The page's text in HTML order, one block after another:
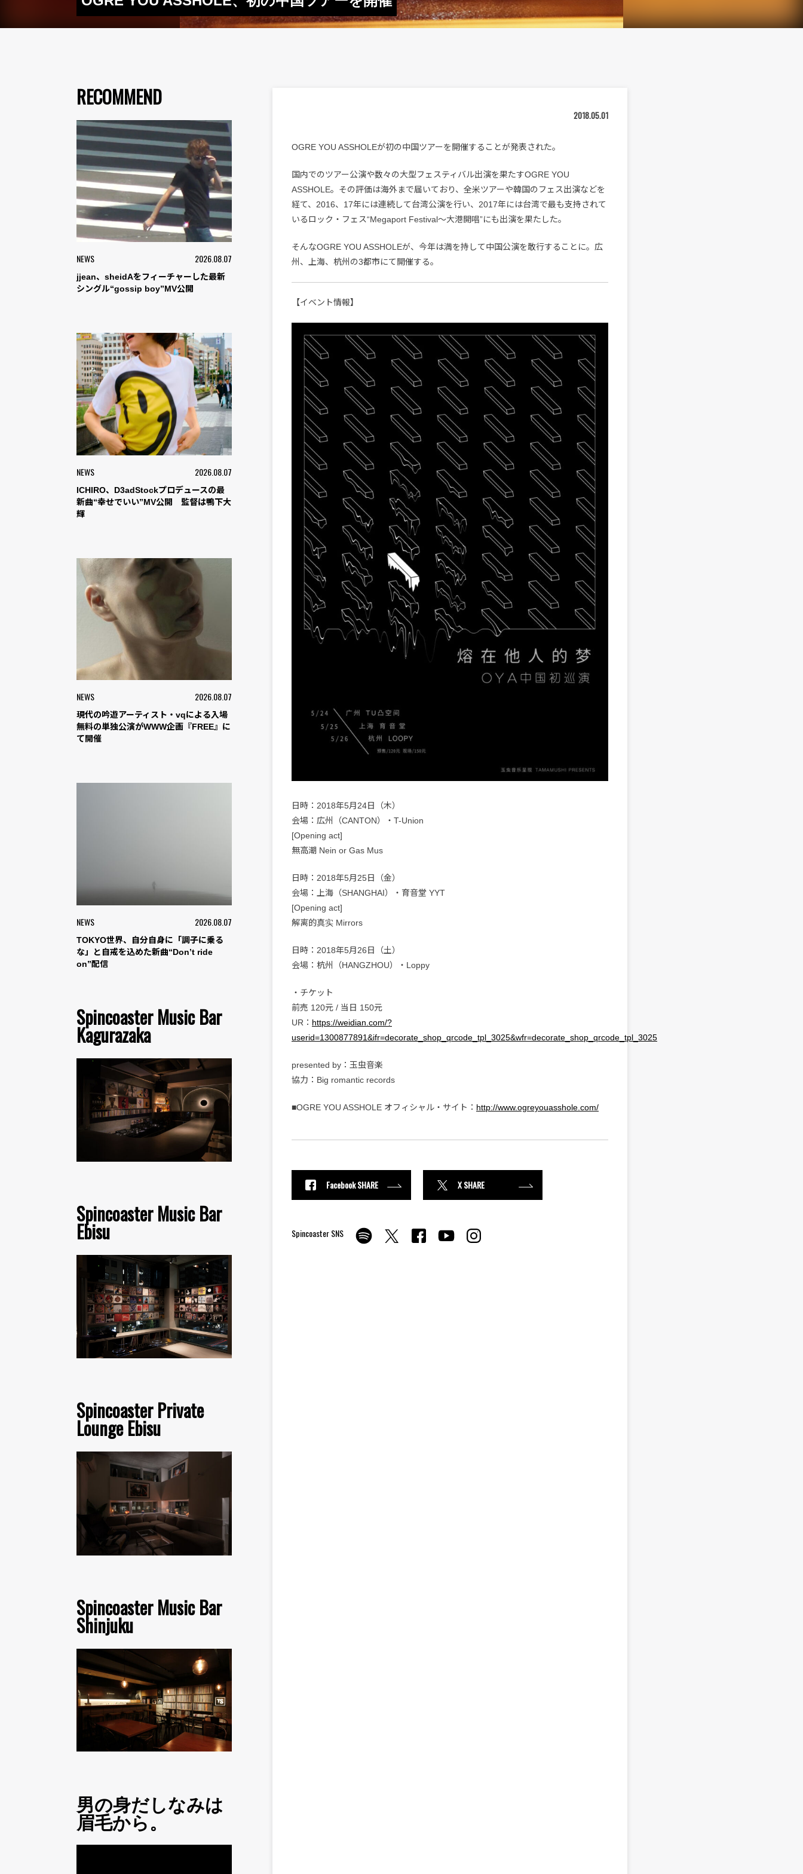
RECOMMEND
NEWS 2026.08.07
jjean、sheidAをフィーチャーした最新
シングル“gossip boy”MV公開
NEWS 2026.08.07
ICHIRO、D3adStockプロデュースの最
新曲“幸せでいい”MV公開 監督は鴨下大
輝
NEWS 2026.08.07
現代の吟遊アーティスト・vqによる入場
無料の単独公演がWWW企画『FREE』に
て開催
NEWS 2026.08.07
TOKYO世界、自分自身に「調子に乗る
な」と自戒を込めた新曲“Don’t ride
on”配信
Spincoaster Music Bar
Kagurazaka
Spincoaster Music Bar
Ebisu
Spincoaster Private
Lounge Ebisu
Spincoaster Music Bar
Shinjuku
男の身だしなみは
眉毛から。
2018.05.01
OGRE YOU ASSHOLEが初の中国ツアーを開催することが発表された。
国内でのツアー公演や数々の大型フェスティバル出演を果たすOGRE YOU
ASSHOLE。その評価は海外まで届いており、全米ツアーや韓国のフェス出演などを
経て、2016、17年には連続して台湾公演を行い、2017年には台湾で最も支持されて
いるロック・フェス“Megaport Festival〜大港開唱”にも出演を果たした。
そんなOGRE YOU ASSHOLEが、今年は満を持して中国公演を敢行することに。広
州、上海、杭州の3都市にて開催する。
【イベント情報】
日時：2018年5月24日（木）
会場：広州（CANTON）・T-Union
[Opening act]
無高潮 Nein or Gas Mus
日時：2018年5月25日（金）
会場：上海（SHANGHAI）・育音堂 YYT
[Opening act]
解离的真实 Mirrors
日時：2018年5月26日（土）
会場：杭州（HANGZHOU）・Loppy
・チケット
前売 120元 / 当日 150元
UR： https://weidian.com/?
userid=1300877891&ifr=decorate_shop_qrcode_tpl_3025&wfr=decorate_shop_qrcode_tpl_3025
presented by：玉虫音楽
協力：Big romantic records
■OGRE YOU ASSHOLE オフィシャル・サイト： http://www.ogreyouasshole.com/
Facebook SHARE X SHARE
Spincoaster SNS